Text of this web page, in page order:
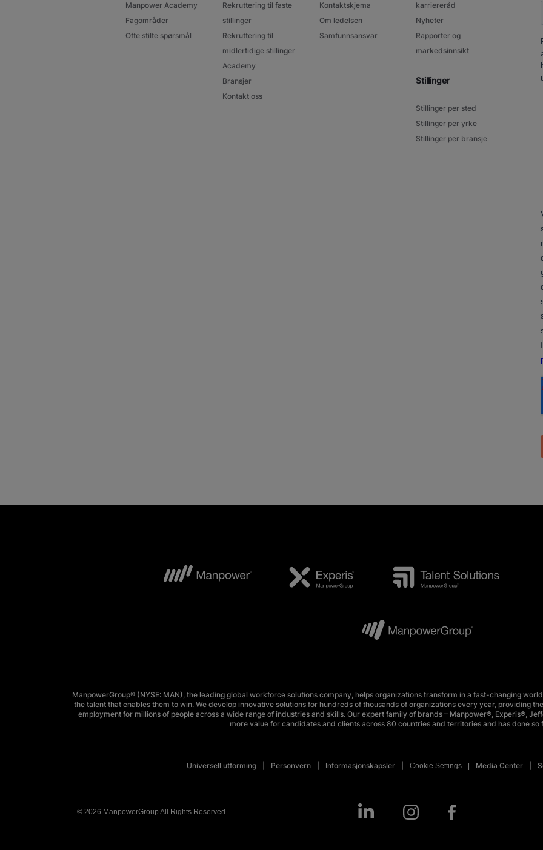
Manpower Academy
Fagområder
Ofte stilte spørsmål
Rekruttering til faste
stillinger
Rekruttering til
midlertidige stillinger
Academy
Bransjer
Kontakt oss
Kontaktskjema
Om ledelsen
Samfunnsansvar
karriereråd
Nyheter
Rapporter og
markedsinnsikt
Stillinger
Stillinger per sted
Stillinger per yrke
Stillinger per bransje
ManpowerGroup® (NYSE: MAN), the leading global workforce solutions company, helps organizations transform in a fast-changing
the talent that enables them to win. We develop innovative solutions for hundreds of thousands of organizations every year, providing
employment for millions of people across a wide range of industries and skills. Our expert family of brands – Manpower®, Experis®,
more value for candidates and clients across 80 countries and territories and has done so
Universell utforming Personvern Informasjonskapsler Cookie Settings Media Center
© 2026 ManpowerGroup All Rights Reserved.